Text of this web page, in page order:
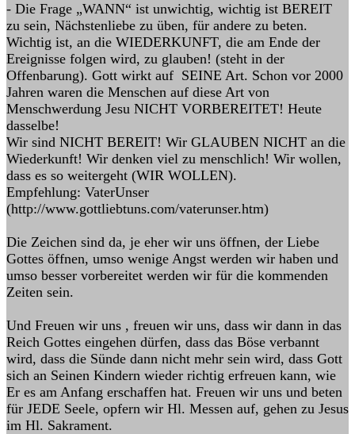
- Die Frage „WANN“ ist unwichtig, wichtig ist BEREIT
zu sein, Nächstenliebe zu üben, für andere zu beten.
Wichtig ist, an die WIEDERKUNFT, die am Ende der
Ereignisse folgen wird, zu glauben! (steht in der
Offenbarung). Gott wirkt auf SEINE Art. Schon vor 2000
Jahren waren die Menschen auf diese Art von
Menschwerdung Jesu NICHT VORBEREITET! Heute
dasselbe!
Wir sind NICHT BEREIT! Wir GLAUBEN NICHT an die
Wiederkunft! Wir denken viel zu menschlich! Wir wollen,
dass es so weitergeht (WIR WOLLEN).
Empfehlung: VaterUnser
(http://www.gottliebtuns.com/vaterunser.htm)
Die Zeichen sind da, je eher wir uns öffnen, der Liebe
Gottes öffnen, umso wenige Angst werden wir haben und
umso besser vorbereitet werden wir für die kommenden
Zeiten sein.
Und Freuen wir uns , freuen wir uns, dass wir dann in das
Reich Gottes eingehen dürfen, dass das Böse verbannt
wird, dass die Sünde dann nicht mehr sein wird, dass Gott
sich an Seinen Kindern wieder richtig erfreuen kann, wie
Er es am Anfang erschaffen hat. Freuen wir uns und beten
für JEDE Seele, opfern wir Hl. Messen auf, gehen zu Jesus
im Hl. Sakrament.